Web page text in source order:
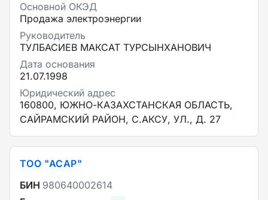
Основной ОКЭД
Продажа электроэнергии
Руководитель
ТУЛБАСИЕВ МАКСАТ ТУРСЫНХАНОВИЧ
Дата основания
21.07.1998
Юридический адрес
160800, ЮЖНО-КАЗАХСТАНСКАЯ ОБЛАСТЬ,
САЙРАМСКИЙ РАЙОН, С.АКСУ, УЛ., Д. 27
ТОО "АСАР"
БИН 980640002614